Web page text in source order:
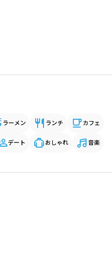
ラーメン ランチ カフェ
デート おしゃれ 音楽